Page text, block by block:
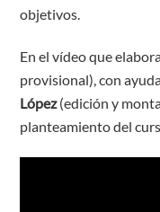
objetivos.
En el vídeo que
provisional), con
López(edición y
planteamiento del